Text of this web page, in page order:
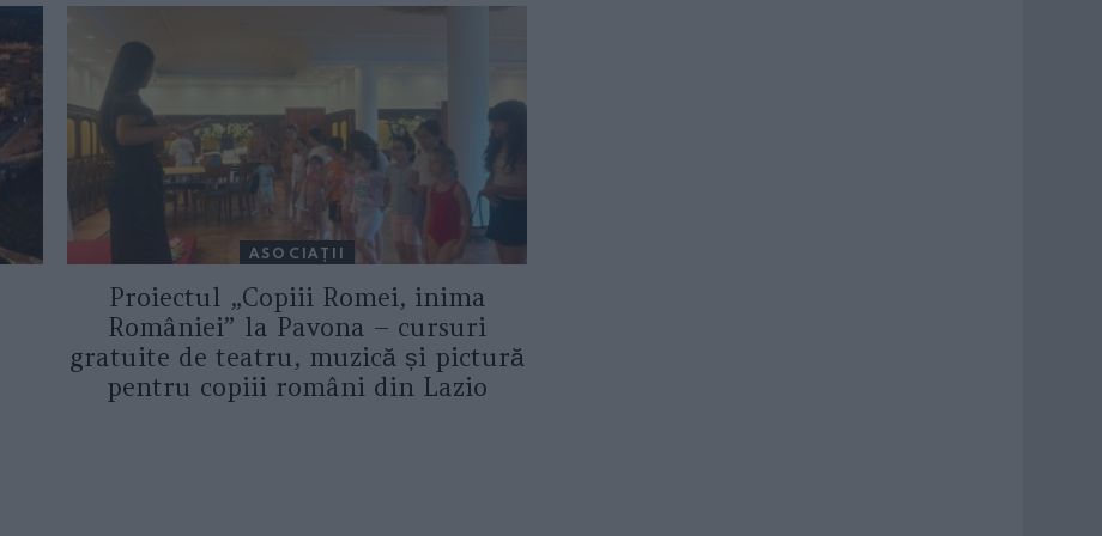
ASOCIAŢII
Proiectul „Copiii Romei, inima
României” la Pavona – cursuri
gratuite de teatru, muzică și pictură
pentru copiii români din Lazio